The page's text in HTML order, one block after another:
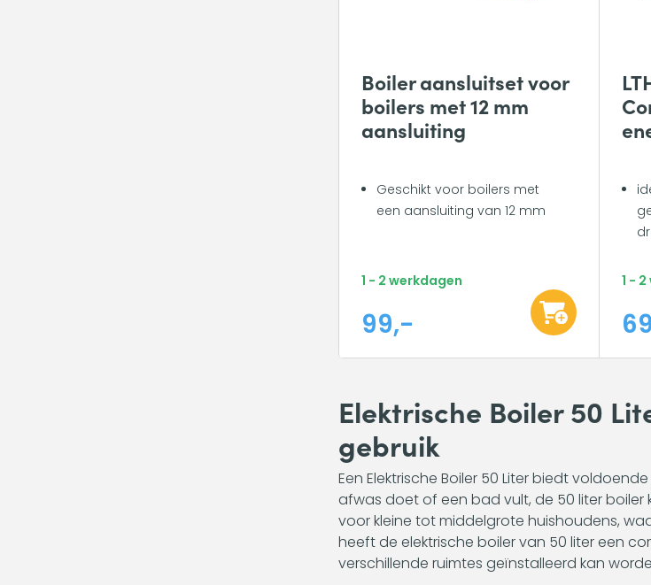
Boiler aansluitset voor
boilers met 12 mm
aansluiting
Geschikt voor boilers met
een aansluiting van 12 mm
1 - 2 werkdagen
99,-
1 -
Elektrische Boiler 50
gebruik
Een Elektrische Boiler 50 Liter biedt
afwas doet of een bad vult, de 50 liter
voor kleine tot middelgrote huishoudens,
heeft de elektrische boiler van 50 liter een
verschillende ruimtes geïnstalleerd kan